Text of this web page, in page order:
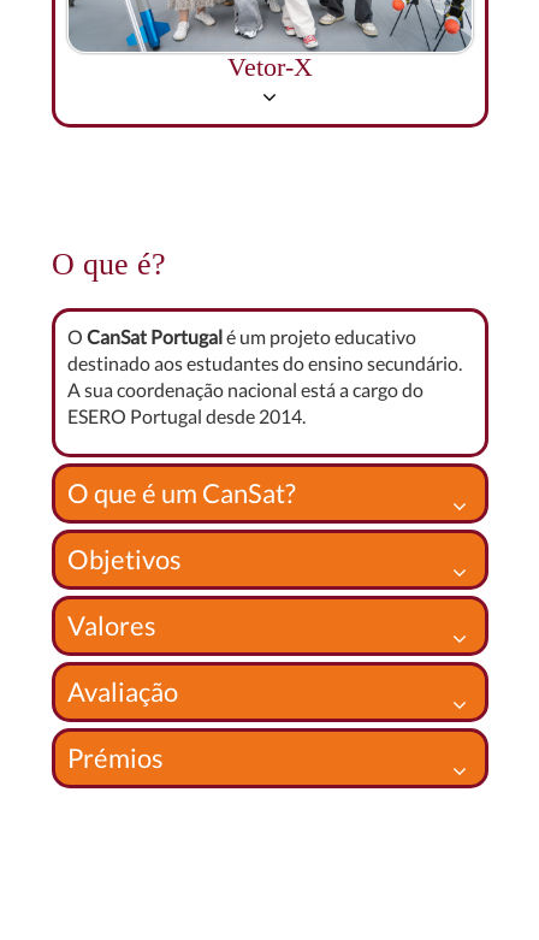
Vetor-X
O que é?
O CanSat Portugalé um projeto educativo
destinado aos estudantes do ensino secundário.
A sua coordenação nacional está a cargo do
ESERO Portugal desde 2014.
O que é um CanSat?
Objetivos
Valores
Avaliação
Prémios